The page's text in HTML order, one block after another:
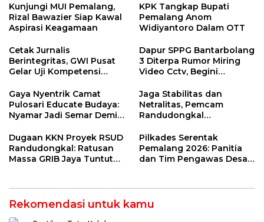
Kunjungi MUI Pemalang,
Rizal Bawazier Siap Kawal
Aspirasi Keagamaan
KPK Tangkap Bupati
Pemalang Anom
Widiyantoro Dalam OTT
Cetak Jurnalis
Berintegritas, GWI Pusat
Gelar Uji Kompetensi
Dapur SPPG Bantarbolang
3 Diterpa Rumor Miring
Video Cctv, Begini
Gaya Nyentrik Camat
Pulosari Educate Budaya:
Nyamar Jadi Semar Demi
Jaga Stabilitas dan
Netralitas, Pemcam
Randudongkal
Pilkades 2026
Dugaan KKN Proyek RSUD
Randudongkal: Ratusan
Massa GRIB Jaya Tuntut
Pilkades Serentak
Pemalang 2026: Panitia
dan Tim Pengawas Desa
Rekomendasi untuk kamu